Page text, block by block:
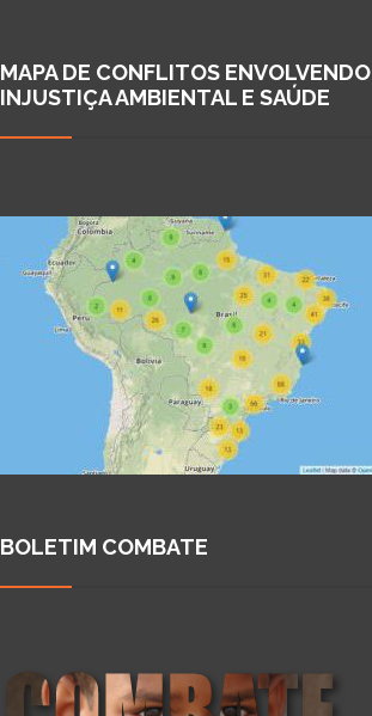
MAPA DE CONFLITOS ENVOLVENDO
INJUSTIÇA AMBIENTAL E SAÚDE
BOLETIM COMBATE